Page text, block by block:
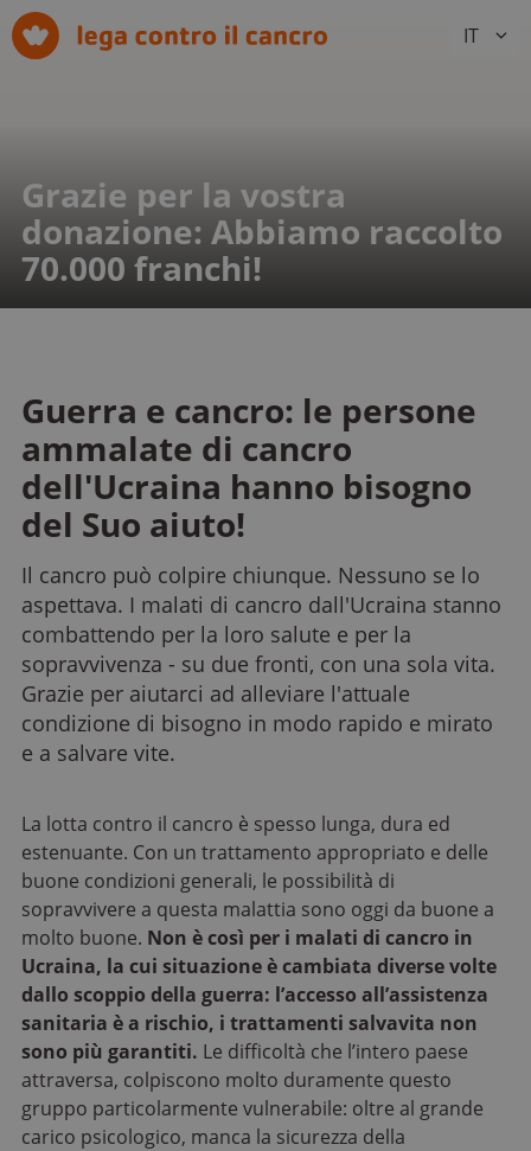
IT
Grazie per la vostra
donazione: Abbiamo raccolto
70.000 franchi!
Guerra e cancro: le persone
ammalate di cancro
dell'Ucraina hanno bisogno
del Suo aiuto!
Il cancro può colpire chiunque. Nessuno se lo
aspettava. I malati di cancro dall'Ucraina stanno
combattendo per la loro salute e per la
sopravvivenza - su due fronti, con una sola vita.
Grazie per aiutarci ad alleviare l'attuale
condizione di bisogno in modo rapido e mirato
e a salvare vite.
La lotta contro il cancro è spesso lunga, dura ed
estenuante. Con un trattamento appropriato e delle
buone condizioni generali, le possibilità di
sopravvivere a questa malattia sono oggi da buone a
molto buone. Non è così per i malati di cancro in
Ucraina, la cui situazione è cambiata diverse volte
dallo scoppio della guerra: l’accesso all’assistenza
sanitaria è a rischio, i trattamenti salvavita non
sono più garantiti. Le difficoltà che l’intero paese
attraversa, colpiscono molto duramente questo
gruppo particolarmente vulnerabile: oltre al grande
carico psicologico, manca la sicurezza della